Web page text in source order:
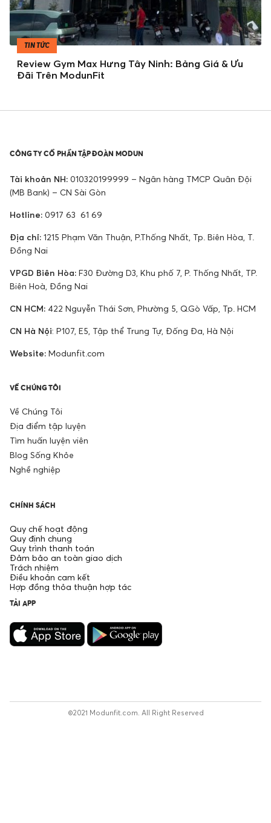
TIN TỨC
Review Gym Max Hưng Tây Ninh: Bảng Giá & Ưu
Đãi Trên ModunFit
CÔNG TY CỔ PHẦN TẬP ĐOÀN MODUN
Tài khoản NH: 010320199999 – Ngân hàng TMCP Quân Đội
(MB Bank) – CN Sài Gòn
Hotline: 0917 63 61 69
Địa chỉ: 1215 Phạm Văn Thuận, P.Thống Nhất, Tp. Biên Hòa, T.
Đồng Nai
VPGD Biên Hòa: F30 Đường D3, Khu phố 7, P. Thống Nhất, TP.
Biên Hoà, Đồng Nai
CN HCM: 422 Nguyễn Thái Sơn, Phường 5, Q.Gò Vấp, Tp. HCM
CN Hà Nội: P107, E5, Tập thể Trung Tự, Đống Đa, Hà Nội
Website: Modunfit.com
VỀ CHÚNG TÔI
Về Chúng Tôi
Địa điểm tập luyện
Tìm huấn luyện viên
Blog Sống Khỏe
Nghề nghiệp
CHÍNH SÁCH
Quy chế hoạt động
Quy định chung
Quy trình thanh toán
Đảm bảo an toàn giao dịch
Trách nhiệm
Điều khoản cam kết
Hợp đồng thỏa thuận hợp tác
TẢI APP
©2021 Modunfit.com. All Right Reserved